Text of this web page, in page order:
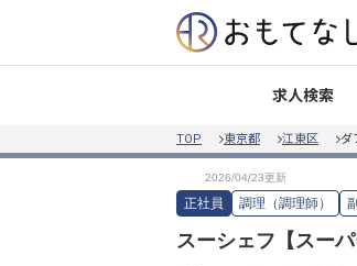
求人検索
TOP 東京都 江東区 ダ
正社員 調理（調理師）
スーシェフ【スーパ